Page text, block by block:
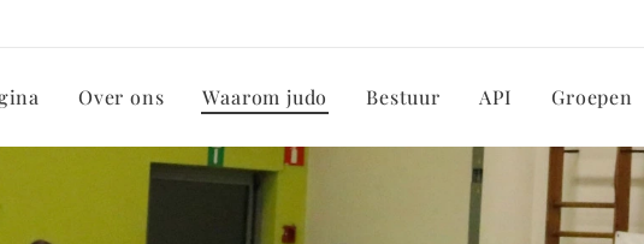
Over ons Waarom judo Bestuur API Groepen